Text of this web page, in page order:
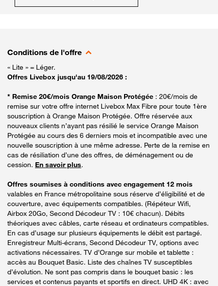
Conditions de l'offre
« Lite » = Léger.
Offres Livebox jusqu'au 19/08/2026 :
* Remise 20€/mois Orange Maison Protégée : 20€/mois de
remise sur votre offre internet Livebox Max Fibre pour toute 1ère
souscription à Orange Maison Protégée. Offre réservée aux
nouveaux clients n’ayant pas résilié le service Orange Maison
Protégée au cours des 6 derniers mois et incompatible avec une
nouvelle souscription à une même adresse. Perte de la remise en
cas de résiliation d’une des offres, de déménagement ou de
cession. En savoir plus.
Offres soumises à conditions avec engagement 12 mois
valables en France métropolitaine sous réserve d’éligibilité et de
couverture, avec équipements compatibles. (Répéteur Wifi,
Airbox 20Go, Second Décodeur TV : 10€ chacun). Débits
théoriques avec câbles, carte réseau et ordinateurs compatibles.
En cas d’usage sur plusieurs équipements le débit est partagé.
Enregistreur Multi-écrans, Second Décodeur TV, options avec
activations nécessaires. TV d’Orange sur mobile et tablette :
accès au Bouquet Basic. Liste des chaînes TV susceptibles
d’évolution. Ne sont pas compris dans le bouquet basic : les
services et contenus payants et sportifs en direct. UHD 4K : avec